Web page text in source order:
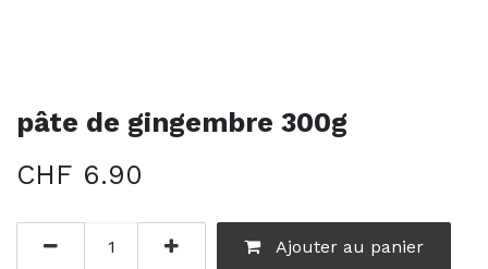
pâte de gingembre 300g
CHF 6.90
Ajouter au panier